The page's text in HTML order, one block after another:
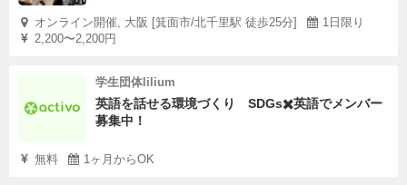
オンライン開催, 大阪 [箕面市/北千里駅 徒歩25分]
1日限り
2,200〜2,200円
学生団体lilium
英語を話せる環境づくり SDGs✖️英語でメンバー
募集中！
無料 1ヶ月からOK